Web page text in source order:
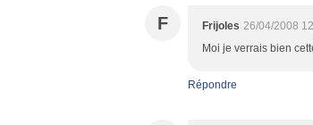
F Frijoles 26/04/2008
Moi je verrais bien
Répondre